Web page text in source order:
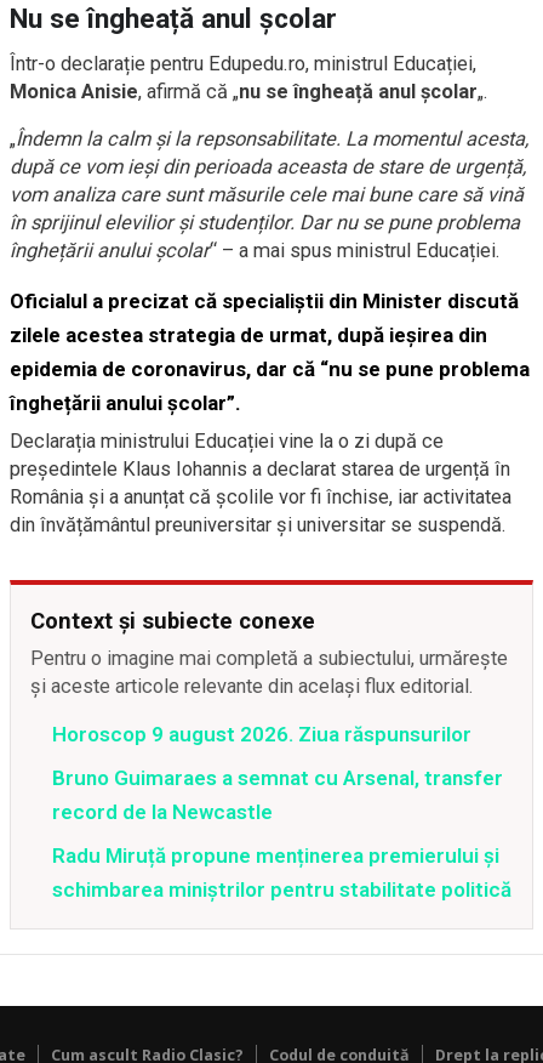
Nu se îngheață anul școlar
Într-o declarație pentru Edupedu.ro, ministrul Educației,
Monica Anisie, afirmă că „nu se îngheață anul școlar„.
„Îndemn la calm și la repsonsabilitate. La momentul acesta,
după ce vom ieși din perioada aceasta de stare de urgență,
vom analiza care sunt măsurile cele mai bune care să vină
în sprijinul elevilior și studenților. Dar nu se pune problema
înghețării anului școlar“ – a mai spus ministrul Educației.
Oficialul a precizat că specialiștii din Minister discută
zilele acestea strategia de urmat, după ieșirea din
epidemia de coronavirus, dar că “nu se pune problema
înghețării anului școlar”.
Declarația ministrului Educației vine la o zi după ce
președintele Klaus Iohannis a declarat starea de urgență în
România și a anunțat că școlile vor fi închise, iar activitatea
din învățământul preuniversitar și universitar se suspendă.
Context și subiecte conexe
Pentru o imagine mai completă a subiectului, urmărește
și aceste articole relevante din același flux editorial.
Horoscop 9 august 2026. Ziua răspunsurilor
Bruno Guimaraes a semnat cu Arsenal, transfer
record de la Newcastle
Radu Miruță propune menținerea premierului și
schimbarea miniștrilor pentru stabilitate politică
Cum ascult Radio Clasic? Codul de conduită Drept la